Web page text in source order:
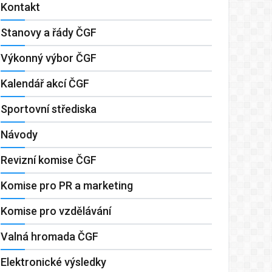
Kontakt
Stanovy a řády ČGF
Výkonný výbor ČGF
Kalendář akcí ČGF
Sportovní střediska
Návody
Revizní komise ČGF
Komise pro PR a marketing
Komise pro vzdělávání
Valná hromada ČGF
Elektronické výsledky